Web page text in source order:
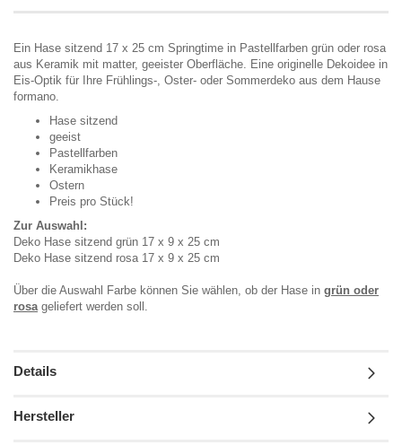
Ein Hase sitzend 17 x 25 cm Springtime in Pastellfarben grün oder rosa
aus Keramik mit matter, geeister Oberfläche. Eine originelle Dekoidee in
Eis-Optik für Ihre Frühlings-, Oster- oder Sommerdeko aus dem Hause
formano.
Hase sitzend
geeist
Pastellfarben
Keramikhase
Ostern
Preis pro Stück!
Zur Auswahl:
Deko Hase sitzend grün 17 x 9 x 25 cm
Deko Hase sitzend rosa 17 x 9 x 25 cm
Über die Auswahl Farbe können Sie wählen, ob der Hase in grün oder
rosageliefert werden soll.
Details
Hersteller